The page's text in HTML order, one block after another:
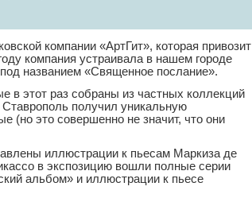
компании «АртГит», которая привозит
компания устраивала в нашем городе
названием «Священное послание».
в этот раз собраны из частных коллекций
получил уникальную
(но это совершенно не значит, что они
иллюстрации к пьесам Маркиза де
в экспозицию вошли полные серии
альбом» и иллюстрации к пьесе